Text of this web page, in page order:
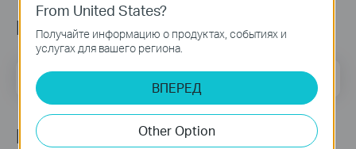
Подпишитесь на рассылку
Адрес электронной почты Подписаться
Мы в соцсетях
From United States?
Получайте информацию о продуктах, событиях и
услугах для вашего региона.
ВПЕРЕД
Other Option